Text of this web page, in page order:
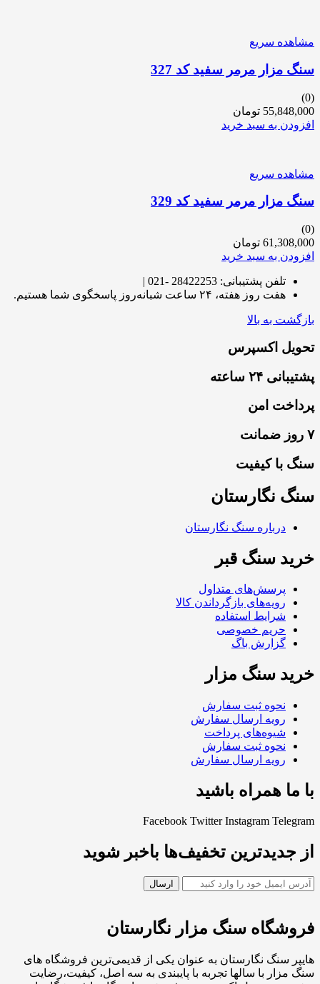
مشاهده سریع
سنگ مزار مرمر سفید کد 327
(0)
55,848,000 تومان
افزودن به سبد خرید
مشاهده سریع
سنگ مزار مرمر سفید کد 329
(0)
61,308,000 تومان
افزودن به سبد خرید
تلفن پشتیبانی: 28422253 -021 |
هفت روز هفته، ۲۴ ساعت شبانه‌روز پاسخگوی شما هستیم.
بازگشت به بالا
تحویل اکسپرس
پشتیبانی ۲۴ ساعته
پرداخت امن
۷ روز ضمانت
سنگ با کیفیت
سنگ نگارستان
درباره سنگ نگارستان
خرید سنگ قبر
پرسش‌های متداول
رویه‌های بازگرداندن کالا
شرایط استفاده
حریم خصوصی
گزارش باگ
خرید سنگ مزار
نحوه ثبت سفارش
رویه ارسال سفارش
شیوه‌های پرداخت
نحوه ثبت سفارش
رویه ارسال سفارش
با ما همراه باشید
Facebook Twitter Instagram Telegram
از جدیدترین تخفیف‌ها باخبر شوید
فروشگاه سنگ مزار نگارستان
هایپر سنگ نگارستان به عنوان یکی از قدیمی‌ترین فروشگاه های
سنگ مزار با سالها تجربه با پایبندی به سه اصل، کیفیت،رضایت